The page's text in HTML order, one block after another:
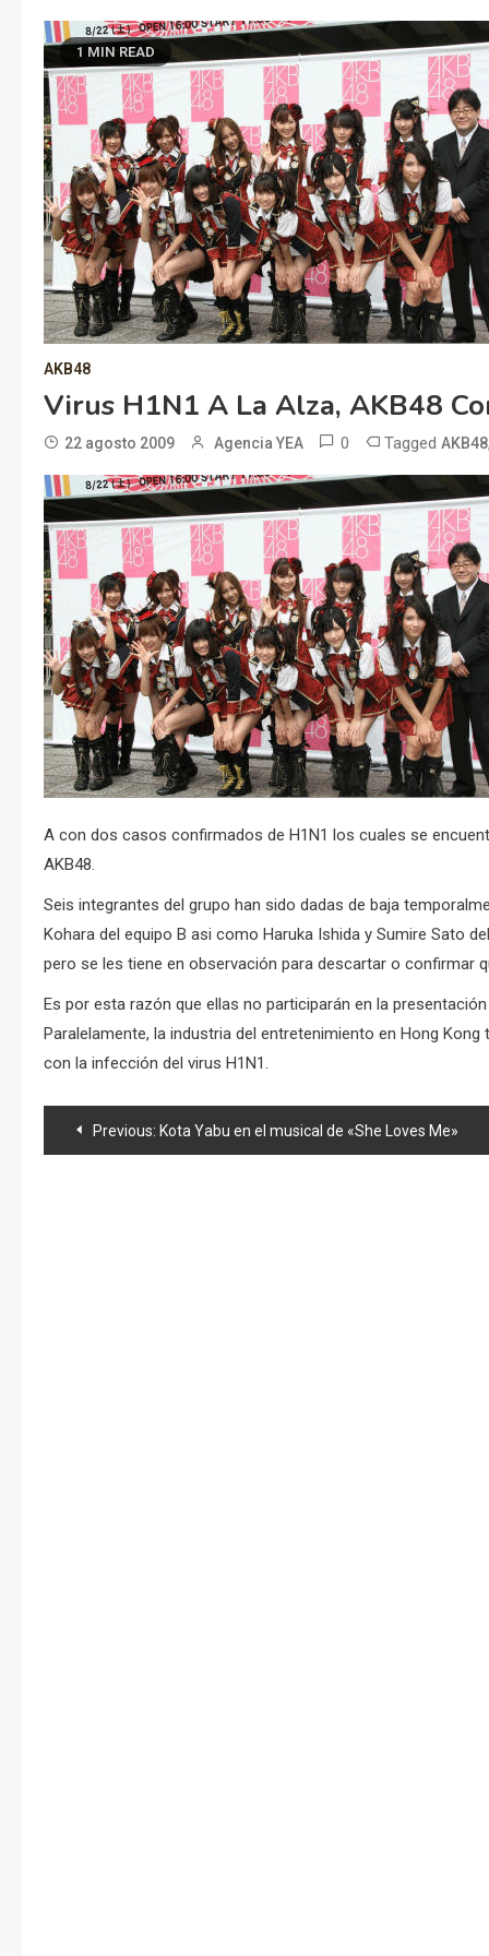
1 MIN READ
AKB48
Virus H1N1 A La Alza, AKB48
22 agosto 2009 Agencia YEA 0 Tagged AKB48,
A con dos casos confirmados de H1N1 los cuales se
AKB48.
Seis integrantes del grupo han sido dadas de baja
Kohara del equipo B asi como Haruka Ishida y Sumire Sato
pero se les tiene en observación para descartar o confirmar
Es por esta razón que ellas no participarán en la
Paralelamente, la industria del entretenimiento en Hong
con la infección del virus H1N1.
Navegación
Previous: Kota Yabu en el musical de «She Loves Me»